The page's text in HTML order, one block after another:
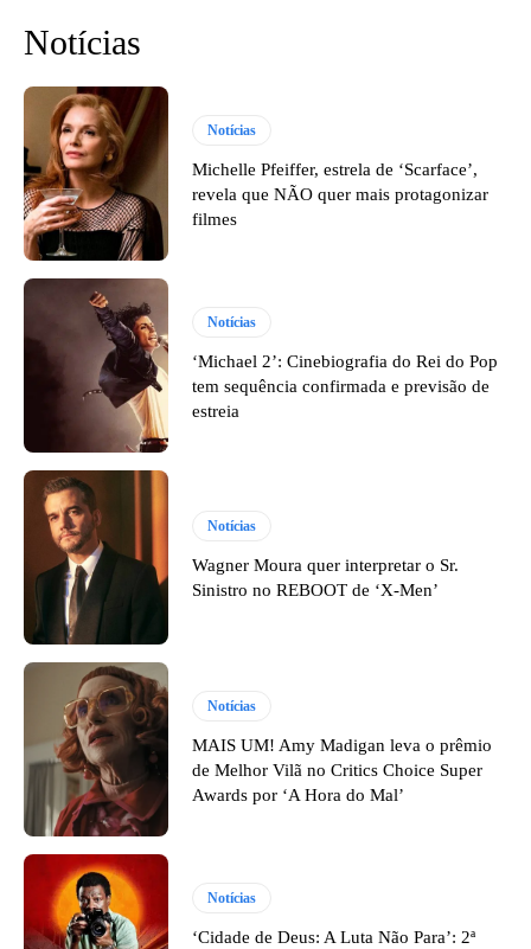
Notícias
Notícias
Michelle Pfeiffer, estrela de ‘Scarface’,
revela que NÃO quer mais protagonizar
filmes
Notícias
‘Michael 2’: Cinebiografia do Rei do Pop
tem sequência confirmada e previsão de
estreia
Notícias
Wagner Moura quer interpretar o Sr.
Sinistro no REBOOT de ‘X-Men’
Notícias
MAIS UM! Amy Madigan leva o prêmio
de Melhor Vilã no Critics Choice Super
Awards por ‘A Hora do Mal’
Notícias
‘Cidade de Deus: A Luta Não Para’: 2ª